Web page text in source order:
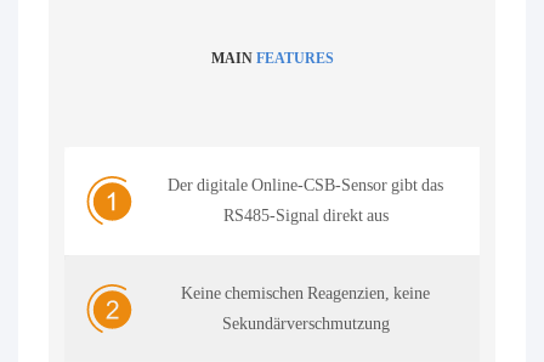
MAIN FEATURES
Der digitale Online-CSB-Sensor gibt das
RS485-Signal direkt aus
Keine chemischen Reagenzien, keine
Sekundärverschmutzung